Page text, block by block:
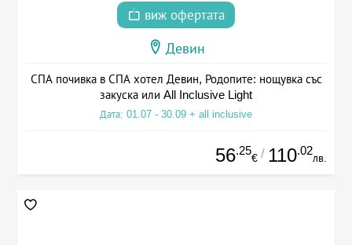
виж офертата
Девин
СПА почивка в СПА хотел Девин, Родопите: нощувка със
закуска или All Inclusive Light
Дата: 01.07 - 30.09 + all inclusive
56.25
€ / 110.02
лв.